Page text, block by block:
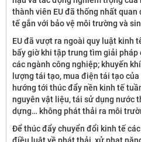
thành viên EU đã thống nhất
tế gắn với bảo vệ môi trường và
EU đã vượt ra ngoài quy luật kinh
bấy giờ khi tập trung tìm giải pháp
các ngành công nghiệp; khuyến
lượng tái tạo, mua điện tái tạo
hướng tới thúc đẩy nền kinh tế
nguyên vật liệu, tái sử dụng nước
dựng… không phát thải ra môi
Để thúc đẩy chuyển đổi kinh tế